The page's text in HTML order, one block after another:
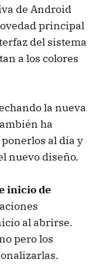
de Android
principal
del sistema
a los colores
la nueva
ha
al día y
nuevo diseño.
inicio de
al abrirse.
pero los